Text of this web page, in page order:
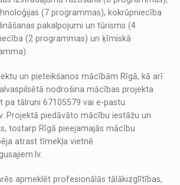
(7 programmas), kokrūpniecība
pakalpojumi un tūrisms (4
(2 programmas) un ķīmiskā
un pieteikšanos mācībām Rīgā, kā arī
nodrošina mācības projekta
pa tālruni 67105579 vai e-pastu:
Projektā piedāvāto mācību iestāžu un
tostarp Rīgā pieejamajās mācību
atrast tīmekļa vietnē
apmeklēt profesionālās tālākizglītības,